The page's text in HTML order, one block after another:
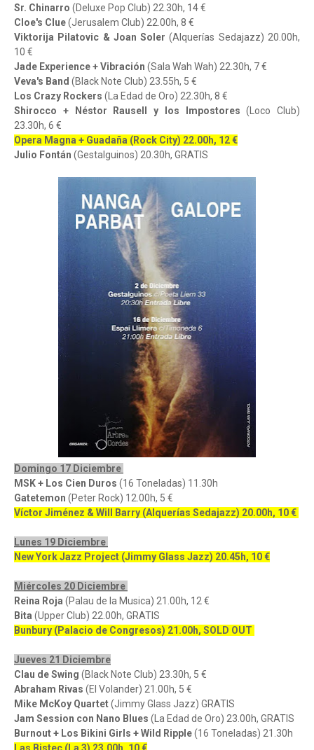
Sr. Chinarro (Deluxe Pop Club) 22.30h, 14 €
Cloe's Clue(Jerusalem Club) 22.00h, 8 €
Viktorija Pilatovic & Joan Soler (Alquerías Sedajazz) 20.00h,
10 €
Jade Experience + Vibración (Sala Wah Wah) 22.30h, 7 €
Veva's Band (Black Note Club) 23.55h, 5 €
Los Crazy Rockers (La Edad de Oro) 22.30h, 8 €
Shirocco + Néstor Rausell y los Impostores (Loco Club)
23.30h, 6 €
Opera Magna + Guadaña (Rock City) 22.00h, 12 €
Julio Fontán (Gestalguinos) 20.30h, GRATIS
Domingo 17 Diciembre
MSK + Los Cien Duros (16 Toneladas) 11.30h
Gatetemon (Peter Rock) 12.00h, 5 €
Víctor Jiménez & Will Barry (Alquerías Sedajazz) 20.00h, 10 €
Lunes 19 Diciembre
New York Jazz Project (Jimmy Glass Jazz) 20.45h, 10 €
Miércoles 20 Diciembre
Reina Roja (Palau de la Musica) 21.00h, 12 €
Bita (Upper Club) 22.00h, GRATIS
Bunbury (Palacio de Congresos) 21.00h, SOLD OUT
Jueves 21 Diciembre
Clau de Swing (Black Note Club) 23.30h, 5 €
Abraham Rivas (El Volander) 21.00h, 5 €
Mike McKoy Quartet(Jimmy Glass Jazz) GRATIS
Jam Session con Nano Blues (La Edad de Oro) 23.00h, GRATIS
Burnout + Los Bikini Girls + Wild Ripple(16 Toneladas) 21.30h